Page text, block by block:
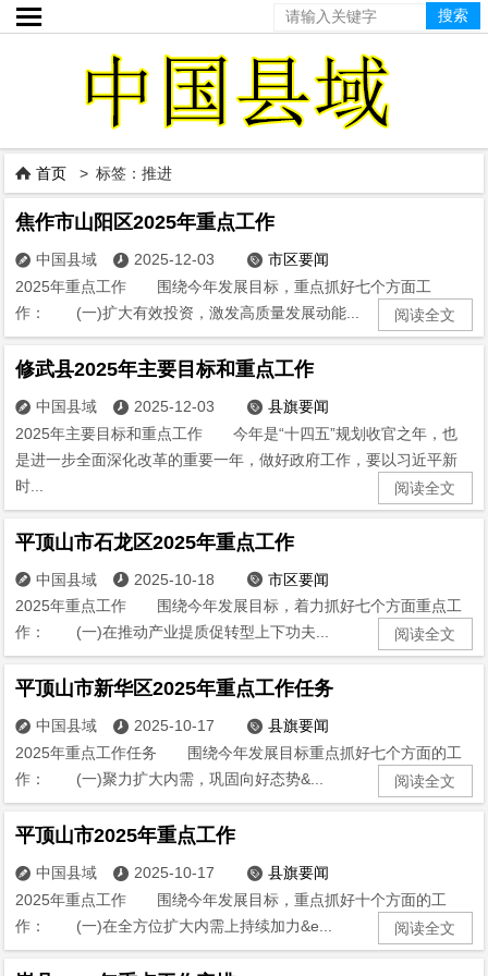

 首页 > 标签：推进
焦作市山阳区2025年重点工作
 中国县域  2025-12-03  市区要闻
2025年重点工作 围绕今年发展目标，重点抓好七个方面工
作： (一)扩大有效投资，激发高质量发展动能...
阅读全文
修武县2025年主要目标和重点工作
 中国县域  2025-12-03  县旗要闻
2025年主要目标和重点工作 今年是“十四五”规划收官之年，也
是进一步全面深化改革的重要一年，做好政府工作，要以习近平新
时...
阅读全文
平顶山市石龙区2025年重点工作
 中国县域  2025-10-18  市区要闻
2025年重点工作 围绕今年发展目标，着力抓好七个方面重点工
作： (一)在推动产业提质促转型上下功夫...
阅读全文
平顶山市新华区2025年重点工作任务
 中国县域  2025-10-17  县旗要闻
2025年重点工作任务 围绕今年发展目标重点抓好七个方面的工
作： (一)聚力扩大内需，巩固向好态势&...
阅读全文
平顶山市2025年重点工作
 中国县域  2025-10-17  县旗要闻
2025年重点工作 围绕今年发展目标，重点抓好十个方面的工
作： (一)在全方位扩大内需上持续加力&e...
阅读全文